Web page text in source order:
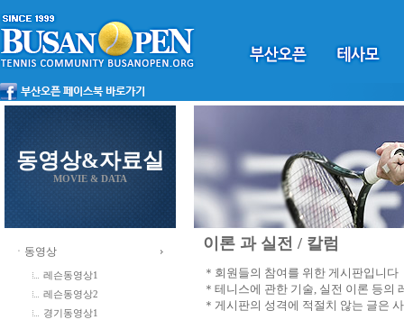
동영상&자료실
MOVIE & DATA
ㆍ동영상
레슨동영상1
레슨동영상2
경기동영상1
이론 과 실전 / 칼럼
＊회원들의 참여를 위한 게시판입니다
＊테니스에 관한 기술, 실전 이론 등의
＊게시판의 성격에 적절치 않는 글은